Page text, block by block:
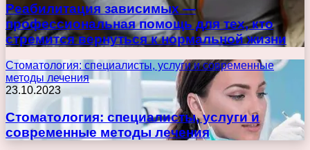
Реабилитация зависимых —
профессиональная помощь для тех, кто
стремится вернуться к нормальной жизни
Стоматология: специалисты, услуги и современные
методы лечения
23.10.2023
Стоматология: специалисты, услуги и
современные методы лечения